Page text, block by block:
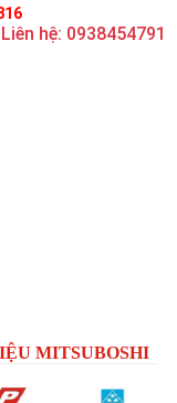
Liên hệ: 0938454791
MITSUBOSHI